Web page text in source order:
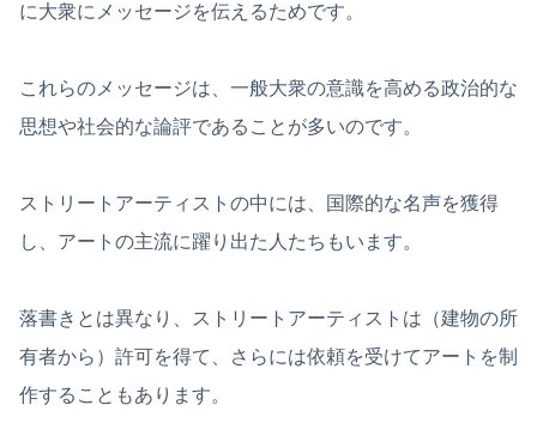
に大衆にメッセージを伝えるためです。
これらのメッセージは、一般大衆の意識を高める政治的な
思想や社会的な論評であることが多いのです。
ストリートアーティストの中には、国際的な名声を獲得
し、アートの主流に躍り出た人たちもいます。
落書きとは異なり、ストリートアーティストは（建物の所
有者から）許可を得て、さらには依頼を受けてアートを制
作することもあります。